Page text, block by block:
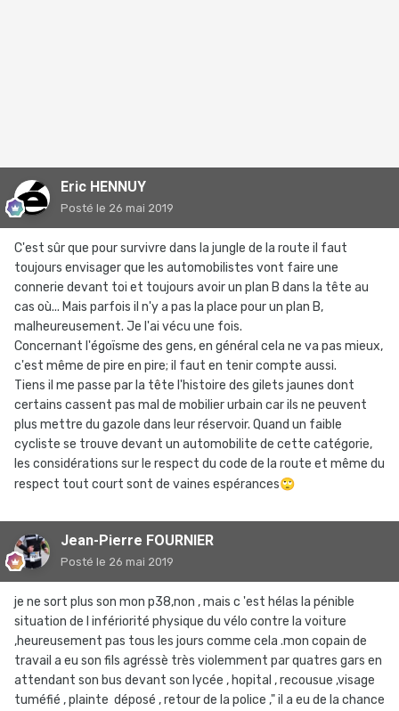
Eric HENNUY
Posté le 26 mai 2019
C'est sûr que pour survivre dans la jungle de la route il faut
toujours envisager que les automobilistes vont faire une
connerie devant toi et toujours avoir un plan B dans la tête au
cas où... Mais parfois il n'y a pas la place pour un plan B,
malheureusement. Je l'ai vécu une fois.
Concernant l'égoïsme des gens, en général cela ne va pas mieux,
c'est même de pire en pire; il faut en tenir compte aussi.
Tiens il me passe par la tête l'histoire des gilets jaunes dont
certains cassent pas mal de mobilier urbain car ils ne peuvent
plus mettre du gazole dans leur réservoir. Quand un faible
cycliste se trouve devant un automobilite de cette catégorie,
les considérations sur le respect du code de la route et même du
respect tout court sont de vaines espérances🙄
Jean-Pierre FOURNIER
Posté le 26 mai 2019
je ne sort plus son mon p38,non , mais c 'est hélas la pénible
situation de l infériorité physique du vélo contre la voiture
,heureusement pas tous les jours comme cela .mon copain de
travail a eu son fils agréssè très violemment par quatres gars en
attendant son bus devant son lycée , hopital , recousue ,visage
tuméfié , plainte déposé , retour de la police ," il a eu de la chance